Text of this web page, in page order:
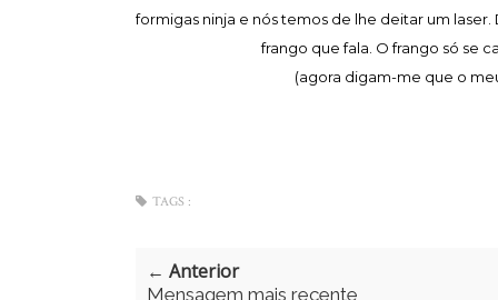
formigas ninja e nós temos de lhe deitar um
frango que fala. O frango só se
(agora digam-me que o
TAGS :
← Anterior
Mensagem mais recente